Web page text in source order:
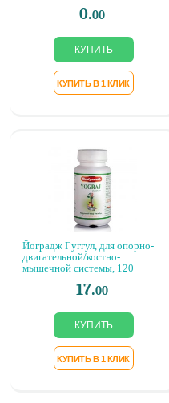
0.00
Йоградж Гуггул, для опорно-
двигательной/костно-
мышечной системы, 120
17.00